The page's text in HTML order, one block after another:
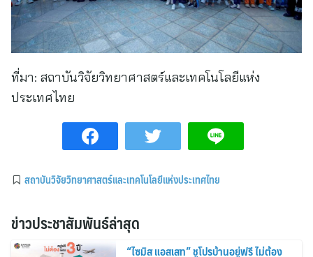
ที่มา: สถาบันวิจัยวิทยาศาสตร์และเทคโนโลยีแห่ง
ประเทศไทย
สถาบันวิจัยวิทยาศาสตร์และเทคโนโลยีแห่งประเทศไทย
ข่าวประชาสัมพันธ์ล่าสุด
“ไซมิส แอสเสท” ชูโปรบ้านอยู่ฟรี ไม่ต้อง